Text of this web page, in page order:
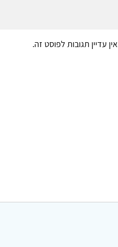
אין עדיין תגובות לפוסט זה.